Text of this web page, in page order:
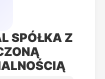
SPÓŁKA Z